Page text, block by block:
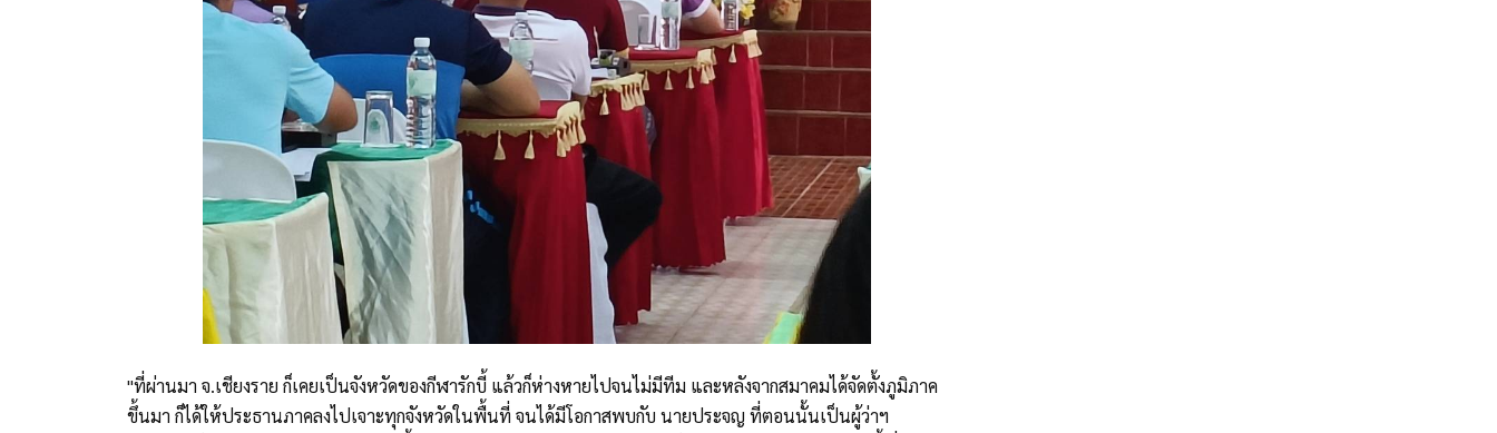
"ที่ผ่านมา จ.เชียงราย ก็เคยเป็นจังหวัดของกีฬารักบี้ แล้วก็ห่างหายไปจนไม่มีทีม และหลังจากสมาคมได้จัดตั้งภูมิภาค
ขึ้นมา ก็ได้ให้ประธานภาคลงไปเจาะทุกจังหวัดในพื้นที่ จนได้มีโอกาสพบกับ นายประจญ ที่ตอนนั้นเป็นผู้ว่าฯ